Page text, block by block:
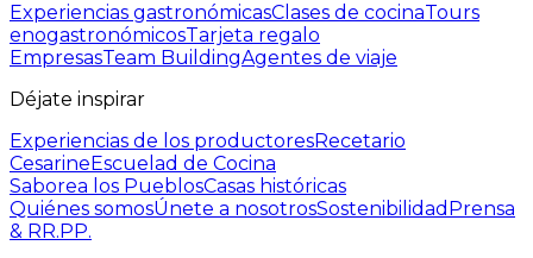
Experiencias gastronómicasClases de cocinaTours
enogastronómicosTarjeta regalo
EmpresasTeam BuildingAgentes de viaje
Déjate inspirar
Experiencias de los productoresRecetario
CesarineEscuelad de Cocina
Saborea los PueblosCasas históricas
Quiénes somosÚnete a nosotrosSostenibilidad Prensa
& RR.PP.